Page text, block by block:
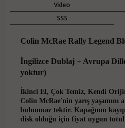
Video
SSS
Colin McRae Rally Legend
İngilizce Dublaj + Avrupa
yoktur)
İkinci El, Çok Temiz, Kendi
Colin McRae'nin yarış yaşamını
bulunmaz tektir. Kapağının
disk olduğu için fiyat uygun